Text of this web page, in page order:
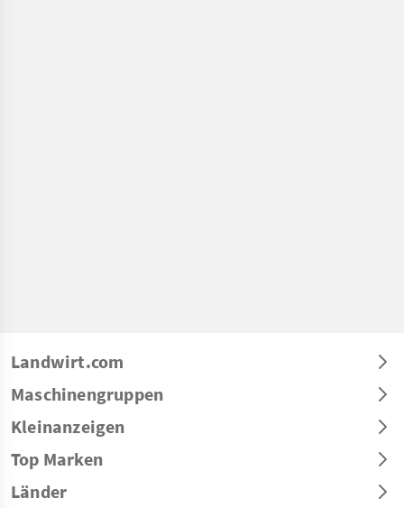
Landwirt.com
Maschinengruppen
Kleinanzeigen
Top Marken
Länder